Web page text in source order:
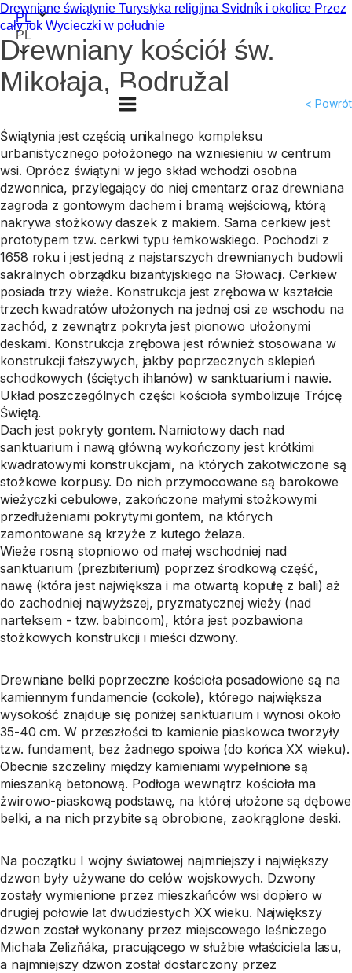
PL
PL
Drewniane świątynie Turystyka religijna Svidník i okolice Przez
cały rokWycieczki w południe
Drewniany kościół św.
Mikołaja, Bodružal
< Powrót
Świątynia jest częścią unikalnego kompleksu
urbanistycznego położonego na wzniesieniu w centrum
wsi. Oprócz świątyni w jego skład wchodzi osobna
dzwonnica, przylegający do niej cmentarz oraz drewniana
zagroda z gontowym dachem i bramą wejściową, którą
nakrywa stożkowy daszek z makiem. Sama cerkiew jest
prototypem tzw. cerkwi typu łemkowskiego. Pochodzi z
1658 roku i jest jedną z najstarszych drewnianych budowli
sakralnych obrządku bizantyjskiego na Słowacji. Cerkiew
posiada trzy wieże. Konstrukcja jest zrębowa w kształcie
trzech kwadratów ułożonych na jednej osi ze wschodu na
zachód, z zewnątrz pokryta jest pionowo ułożonymi
deskami. Konstrukcja zrębowa jest również stosowana w
konstrukcji fałszywych, jakby poprzecznych sklepień
schodkowych (ściętych ihlanów) w sanktuarium i nawie.
Układ poszczególnych części kościoła symbolizuje Trójcę
Świętą.
Dach jest pokryty gontem. Namiotowy dach nad
sanktuarium i nawą główną wykończony jest krótkimi
kwadratowymi konstrukcjami, na których zakotwiczone są
stożkowe korpusy. Do nich przymocowane są barokowe
wieżyczki cebulowe, zakończone małymi stożkowymi
przedłużeniami pokrytymi gontem, na których
zamontowane są krzyże z kutego żelaza.
Wieże rosną stopniowo od małej wschodniej nad
sanktuarium (prezbiterium) poprzez środkową część,
nawę (która jest największa i ma otwartą kopułę z bali) aż
do zachodniej najwyższej, pryzmatycznej wieży (nad
narteksem - tzw. babincom), która jest pozbawiona
stożkowych konstrukcji i mieści dzwony.
Drewniane belki poprzeczne kościoła posadowione są na
kamiennym fundamencie (cokole), którego największa
wysokość znajduje się poniżej sanktuarium i wynosi około
35-40 cm. W przeszłości to kamienie piaskowca tworzyły
tzw. fundament, bez żadnego spoiwa (do końca XX wieku).
Obecnie szczeliny między kamieniami wypełnione są
mieszanką betonową. Podłoga wewnątrz kościoła ma
żwirowo-piaskową podstawę, na której ułożone są dębowe
belki, a na nich przybite są obrobione, zaokrąglone deski.
Na początku I wojny światowej najmniejszy i największy
dzwon były używane do celów wojskowych. Dzwony
zostały wymienione przez mieszkańców wsi dopiero w
drugiej połowie lat dwudziestych XX wieku. Największy
dzwon został wykonany przez miejscowego leśniczego
Michala Zelizňáka, pracującego w służbie właściciela lasu,
a najmniejszy dzwon został dostarczony przez